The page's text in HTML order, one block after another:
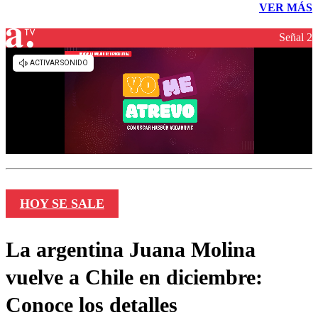
VER MÁS
Señal 2
HOY SE SALE
La argentina Juana Molina
vuelve a Chile en diciembre:
Conoce los detalles